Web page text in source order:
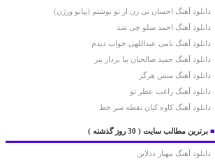
دانلود آهنگ احسان نی زن از تو نوشتم (پیانو ورژن)
دانلود آهنگ احمد سلو چی شد
دانلود آهنگ نامی عبداللهی خواب دیدم
دانلود آهنگ حمید صالحیان بیا بردار ببر
دانلود آهنگ منس هرگز
دانلود آهنگ راغب عطر تو
دانلود آهنگ کاوه کیان نقطه سر خط
■ برترین مطالب سایت ( 30 روز گذشته )
دانلود آهنگ مهیار ددلاین